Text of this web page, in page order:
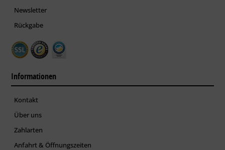
Newsletter
Rückgabe
Informationen
Kontakt
Über uns
Zahlarten
Anfahrt & Öffnungszeiten